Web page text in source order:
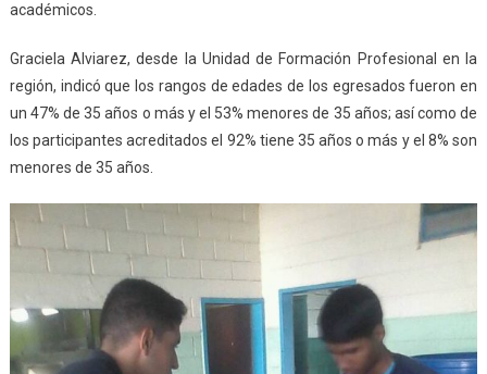
académicos.
Graciela Alviarez, desde la Unidad de Formación Profesional en la
región, indicó que los rangos de edades de los egresados fueron en
un 47% de 35 años o más y el 53% menores de 35 años; así como de
los participantes acreditados el 92% tiene 35 años o más y el 8% son
menores de 35 años.